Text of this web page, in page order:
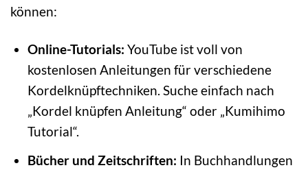
können:
Online-Tutorials: YouTube ist voll von
kostenlosen Anleitungen für verschiedene
Kordelknüpftechniken. Suche einfach nach
„Kordel knüpfen Anleitung“ oder „Kumihimo
Tutorial“.
Bücher und Zeitschriften: In Buchhandlungen